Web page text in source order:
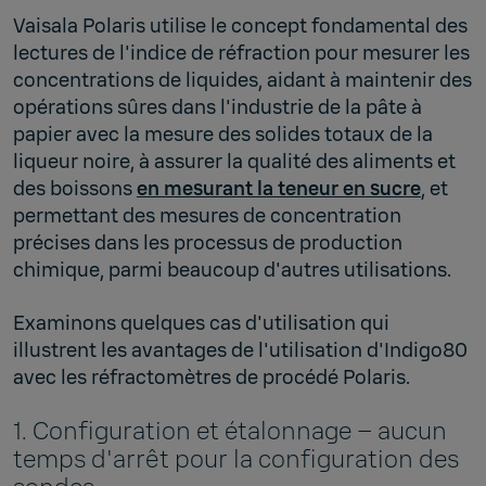
Vaisala Polaris utilise le concept fondamental des
lectures de l'indice de réfraction pour mesurer les
concentrations de liquides, aidant à maintenir des
opérations sûres dans l'industrie de la pâte à
papier avec la mesure des solides totaux de la
liqueur noire, à assurer la qualité des aliments et
des boissonsen mesurant la teneur en sucre, et
permettant des mesures de concentration
précises dans les processus de production
chimique, parmi beaucoup d'autres utilisations.
Examinons quelques cas d'utilisation qui
illustrent les avantages de l'utilisation d'Indigo80
avec les réfractomètres de procédé Polaris.
1. Configuration et étalonnage – aucun
temps d'arrêt pour la configuration des